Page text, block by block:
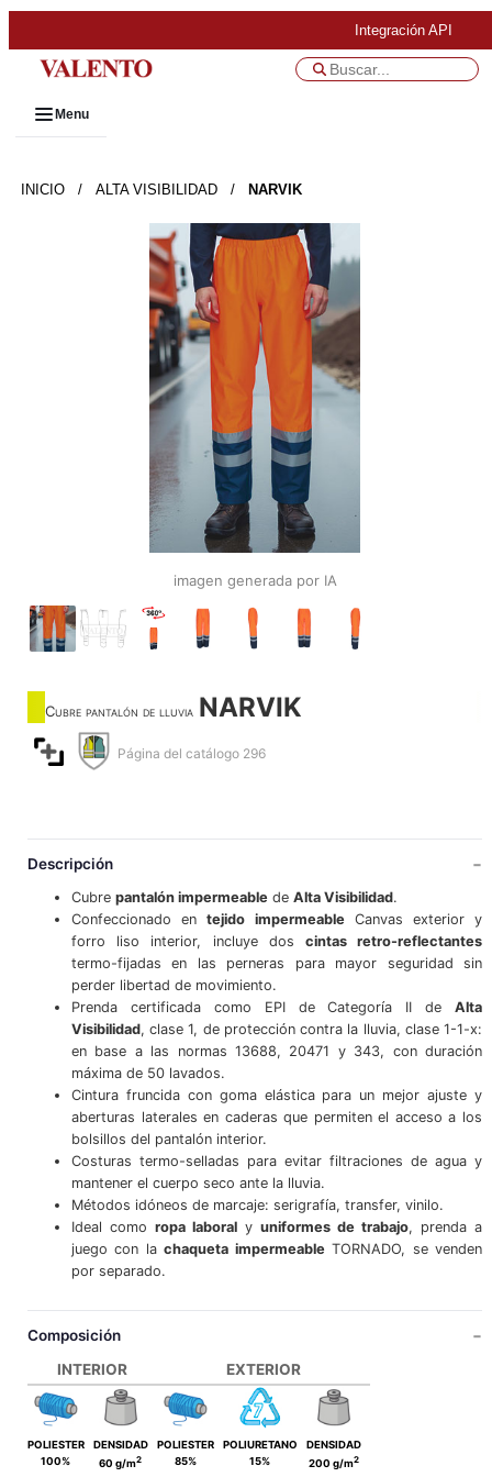
Integración API
Menu
INICIO / ALTA VISIBILIDAD / NARVIK
imagen generada por IA
Cubre pantalón de lluvia NARVIK
Página del catálogo 296
Descripción
Cubre pantalón impermeablede Alta Visibilidad.
Confeccionado entejido impermeableCanvas exterior y
forro liso interior, incluye dos cintas retro-reflectantes
termo-fijadas en las perneras para mayor seguridad sin
perder libertad de movimiento.
Prenda certificada como EPI de Categoría II deAlta
Visibilidad, clase 1, de protección contra la lluvia, clase 1-1-x:
en base a las normas 13688, 20471 y 343, con duración
máxima de 50 lavados.
Cintura fruncida con goma elástica para un mejor ajuste y
aberturas laterales en caderas que permiten el acceso a los
bolsillos del pantalón interior.
Costuras termo-selladas para evitar filtraciones de agua y
mantener el cuerpo seco ante la lluvia.
Métodos idóneos de marcaje: serigrafía, transfer, vinilo.
Ideal como ropa laboral yuniformes de trabajo, prenda a
juego con lachaqueta impermeableTORNADO, se venden
por separado.
Composición
INTERIOR
POLIESTER
100%
DENSIDAD
60 g/m2
EXTERIOR
POLIESTER
85%
POLIURETANO
15%
DENSIDAD
200 g/m2